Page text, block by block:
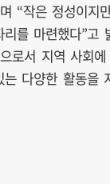
“작은 정성이지
를 마련했다”고
로서 지역 사회
다양한 활동을